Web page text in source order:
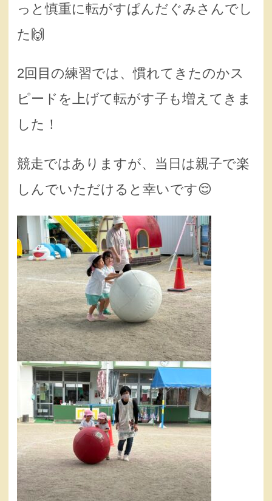
っと慎重に転がすぱんだぐみさんでし
た🙌
2回目の練習では、慣れてきたのかス
ピードを上げて転がす子も増えてきま
した！
競走ではありますが、当日は親子で楽
しんでいただけると幸いです😌